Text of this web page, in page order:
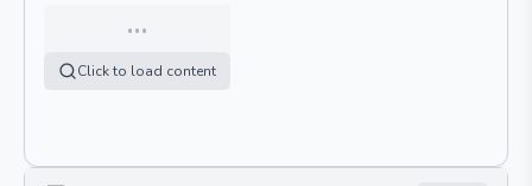
…
Click to load content